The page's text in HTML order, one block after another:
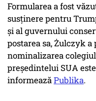
Formularea a fost
susținere pentru
și al guvernului
postarea sa, Żulczyk
nominalizarea
președintelui SUA
informeazăPublika.